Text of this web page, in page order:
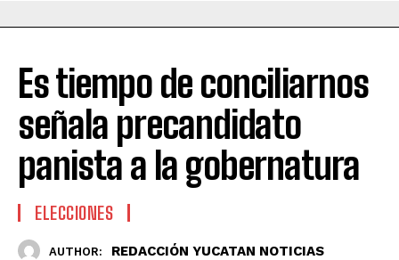
Es tiempo de conciliarnos
señala precandidato
panista a la gobernatura
ELECCIONES
AUTHOR: REDACCIÓN YUCATAN NOTICIAS